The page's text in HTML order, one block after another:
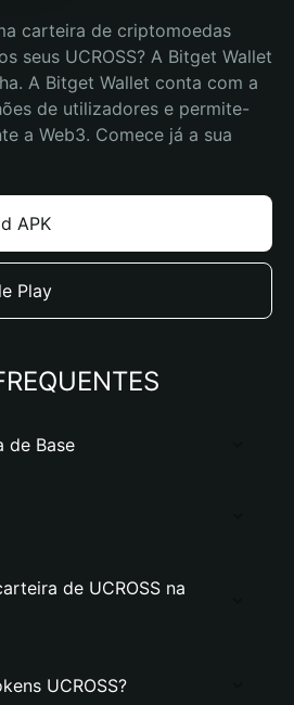
carteira de criptomoedas
seus UCROSS? A Bitget Wallet
A Bitget Wallet conta com a
de utilizadores e permite-
a Web3. Comece já a sua
APK
Play
de Base
de UCROSS na
UCROSS?